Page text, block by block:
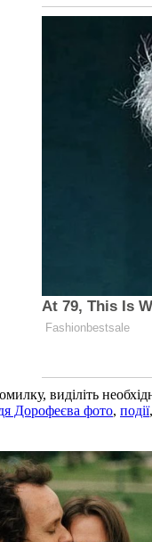
виділіть
Дорофеєва фото, події,